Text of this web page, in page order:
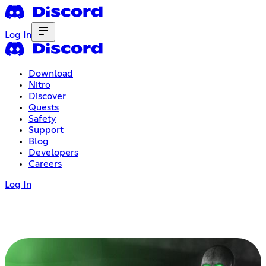
Log In
Download
Nitro
Discover
Quests
Safety
Support
Blog
Developers
Careers
Log In